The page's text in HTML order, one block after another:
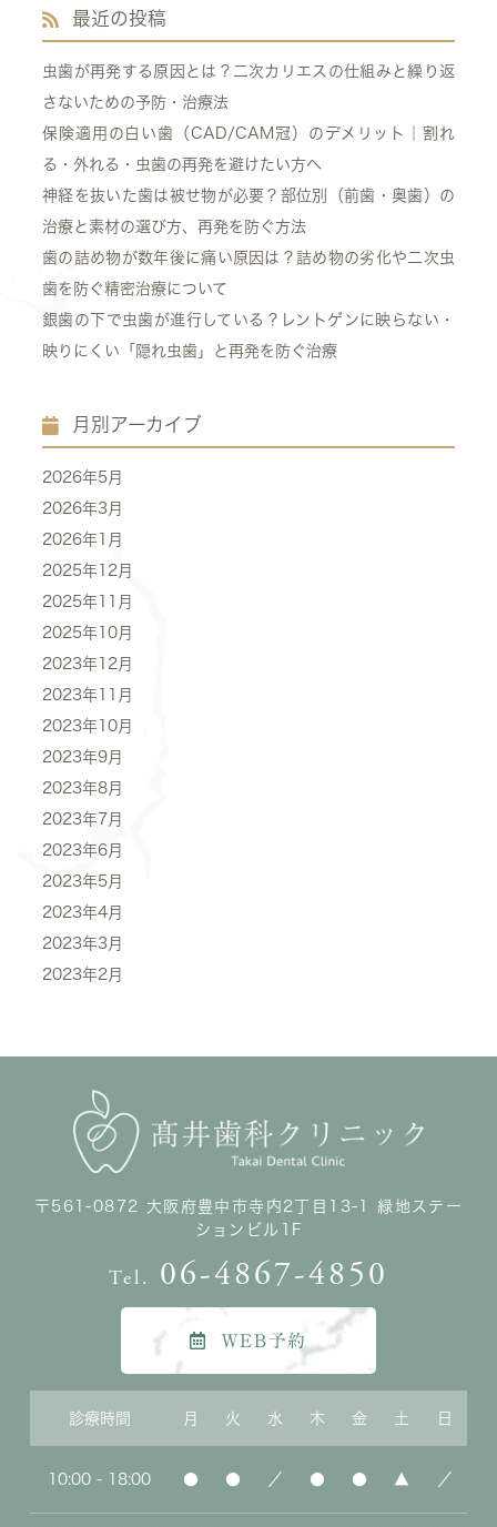
最近の投稿
虫歯が再発する原因とは？二次カリエスの仕組みと繰り返
さないための予防・治療法
保険適用の白い歯（CAD/CAM冠）のデメリット｜割れ
る・外れる・虫歯の再発を避けたい方へ
神経を抜いた歯は被せ物が必要？部位別（前歯・奥歯）の
治療と素材の選び方、再発を防ぐ方法
歯の詰め物が数年後に痛い原因は？詰め物の劣化や二次虫
歯を防ぐ精密治療について
銀歯の下で虫歯が進行している？レントゲンに映らない・
映りにくい「隠れ虫歯」と再発を防ぐ治療
月別アーカイブ
2026年5月
2026年3月
2026年1月
2025年12月
2025年11月
2025年10月
2023年12月
2023年11月
2023年10月
2023年9月
2023年8月
2023年7月
2023年6月
2023年5月
2023年4月
2023年3月
2023年2月
〒561-0872 大阪府豊中市寺内2丁目13-1 緑地ステー
ションビル1F
Tel. 06-4867-4850
WEB予約
診療時間 月 火 水 木 金 土 日
10:00 - 18:00 ● ● ／ ● ● ▲ ／